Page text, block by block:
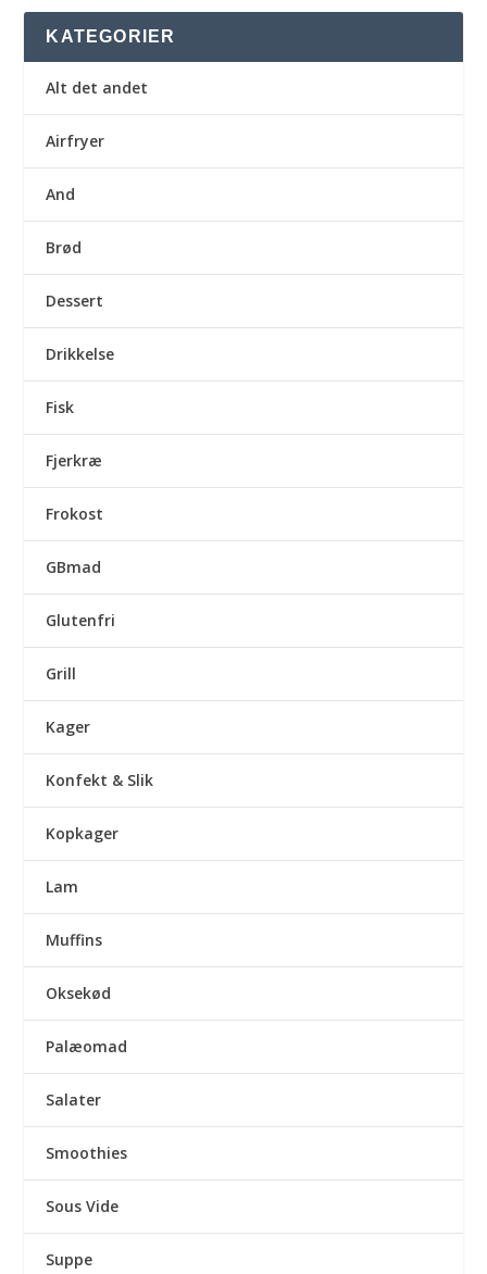
KATEGORIER
Alt det andet
Airfryer
And
Brød
Dessert
Drikkelse
Fisk
Fjerkræ
Frokost
GBmad
Glutenfri
Grill
Kager
Konfekt & Slik
Kopkager
Lam
Muffins
Oksekød
Palæomad
Salater
Smoothies
Sous Vide
Suppe